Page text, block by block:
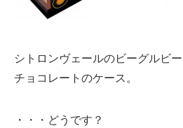
シトロンヴェールのビーグルビ
チョコレートのケース。
・・・どうです？